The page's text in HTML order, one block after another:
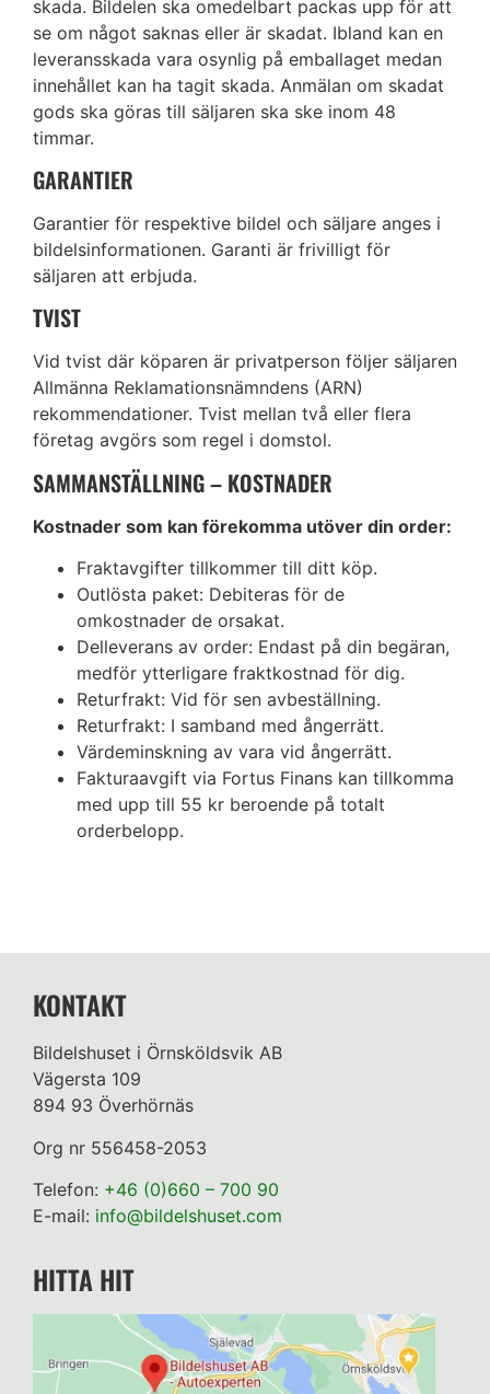
skada. Bildelen ska omedelbart packas upp för att
se om något saknas eller är skadat. Ibland kan en
leveransskada vara osynlig på emballaget medan
innehållet kan ha tagit skada. Anmälan om skadat
gods ska göras till säljaren ska ske inom 48
timmar.
GARANTIER
Garantier för respektive bildel och säljare anges i
bildelsinformationen. Garanti är frivilligt för
säljaren att erbjuda.
TVIST
Vid tvist där köparen är privatperson följer säljaren
Allmänna Reklamationsnämndens (ARN)
rekommendationer. Tvist mellan två eller flera
företag avgörs som regel i domstol.
SAMMANSTÄLLNING – KOSTNADER
Kostnader som kan förekomma utöver din order:
Fraktavgifter tillkommer till ditt köp.
Outlösta paket: Debiteras för de
omkostnader de orsakat.
Delleverans av order: Endast på din begäran,
medför ytterligare fraktkostnad för dig.
Returfrakt: Vid för sen avbeställning.
Returfrakt: I samband med ångerrätt.
Värdeminskning av vara vid ångerrätt.
Fakturaavgift via Fortus Finans kan tillkomma
med upp till 55 kr beroende på totalt
orderbelopp.
KONTAKT
Bildelshuset i Örnsköldsvik AB
Vägersta 109
894 93 Överhörnäs
Org nr 556458-2053
Telefon: +46 (0)660 – 700 90
E-mail: info@bildelshuset.com
HITTA HIT